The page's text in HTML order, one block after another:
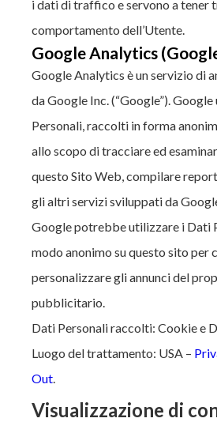
i dati di traffico e servono a tener
comportamento dell’Utente.
Google Analytics
Google Analytics è un servizio di
da Google Inc. (“Google”).
Personali, raccolti in forma
allo scopo di tracciare ed
questo Sito Web, compilare
gli altri servizi sviluppati da
Google potrebbe utilizzare i Dati
modo anonimo su questo sito per
personalizzare gli annunci del
pubblicitario.
Dati Personali raccolti: Cookie e
Luogo del trattamento: USA –
Out.
Visualizzazione di